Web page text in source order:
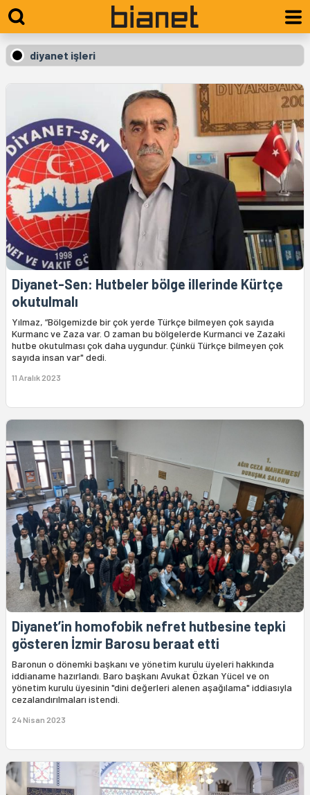
diyanet işleri
Diyanet-Sen: Hutbeler bölge illerinde Kürtçe
okutulmalı
Yılmaz, “Bölgemizde bir çok yerde Türkçe bilmeyen çok sayıda
Kurmanc ve Zaza var. O zaman bu bölgelerde Kurmanci ve Zazaki
hutbe okutulması çok daha uygundur. Çünkü Türkçe bilmeyen çok
sayıda insan var" dedi.
11 Aralık 2023
Diyanet’in homofobik nefret hutbesine tepki
gösteren İzmir Barosu beraat etti
Baronun o dönemki başkanı ve yönetim kurulu üyeleri hakkında
iddianame hazırlandı. Baro başkanı Avukat Özkan Yücel ve on
yönetim kurulu üyesinin "dini değerleri alenen aşağılama" iddiasıyla
cezalandırılmaları istendi.
24 Nisan 2023